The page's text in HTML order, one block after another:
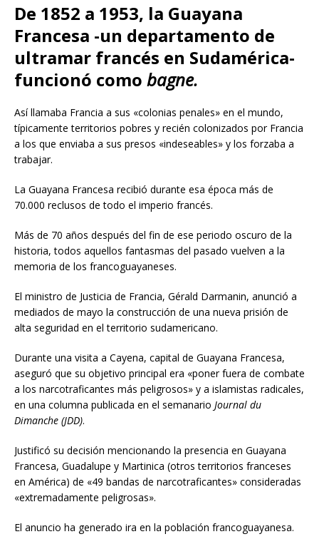
De 1852 a 1953, la Guayana
Francesa -un departamento de
ultramar francés en Sudamérica-
funcionó como bagne.
Así llamaba Francia a sus «colonias penales» en el mundo,
típicamente territorios pobres y recién colonizados por Francia
a los que enviaba a sus presos «indeseables» y los forzaba a
trabajar.
La Guayana Francesa recibió durante esa época más de
70.000 reclusos de todo el imperio francés.
Más de 70 años después del fin de ese periodo oscuro de la
historia, todos aquellos fantasmas del pasado vuelven a la
memoria de los francoguayaneses.
El ministro de Justicia de Francia, Gérald Darmanin, anunció a
mediados de mayo la construcción de una nueva prisión de
alta seguridad en el territorio sudamericano.
Durante una visita a Cayena, capital de Guayana Francesa,
aseguró que su objetivo principal era «poner fuera de combate
a los narcotraficantes más peligrosos» y a islamistas radicales,
en una columna publicada en el semanario Journal du
Dimanche (JDD).
Justificó su decisión mencionando la presencia en Guayana
Francesa, Guadalupe y Martinica (otros territorios franceses
en América) de «49 bandas de narcotraficantes» consideradas
«extremadamente peligrosas».
El anuncio ha generado ira en la población francoguayanesa.